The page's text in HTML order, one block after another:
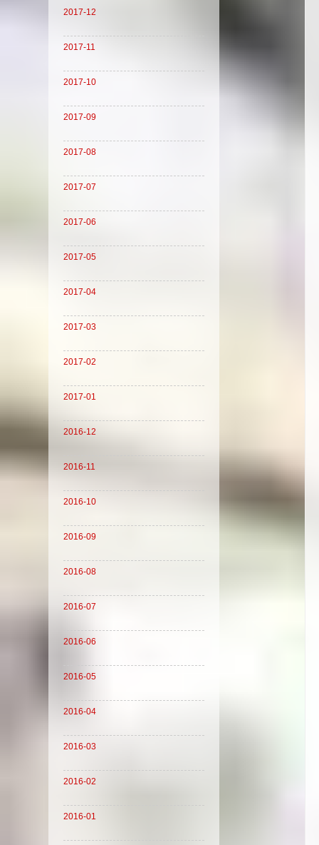
2017-12
2017-11
2017-10
2017-09
2017-08
2017-07
2017-06
2017-05
2017-04
2017-03
2017-02
2017-01
2016-12
2016-11
2016-10
2016-09
2016-08
2016-07
2016-06
2016-05
2016-04
2016-03
2016-02
2016-01